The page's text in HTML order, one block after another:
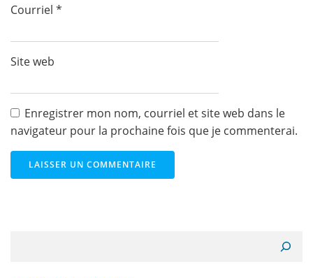
Courriel *
Site web
Enregistrer mon nom, courriel et site web dans le
navigateur pour la prochaine fois que je commenterai.